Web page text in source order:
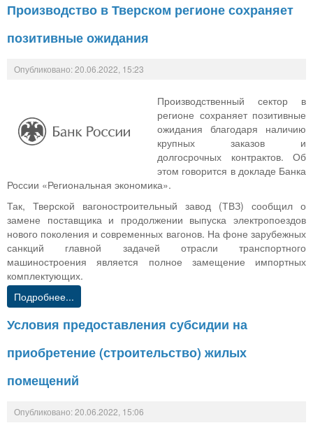
Производство в Тверском регионе сохраняет
позитивные ожидания
Опубликовано: 20.06.2022, 15:23
Производственный сектор в
регионе сохраняет позитивные
ожидания благодаря наличию
крупных заказов и
долгосрочных контрактов. Об
этом говорится в докладе Банка
России «Региональная экономика».
Так, Тверской вагоностроительный завод (ТВЗ) сообщил о
замене поставщика и продолжении выпуска электропоездов
нового поколения и современных вагонов. На фоне зарубежных
санкций главной задачей отрасли транспортного
машиностроения является полное замещение импортных
комплектующих.
Подробнее...
Условия предоставления субсидии на
приобретение (строительство) жилых
помещений
Опубликовано: 20.06.2022, 15:06